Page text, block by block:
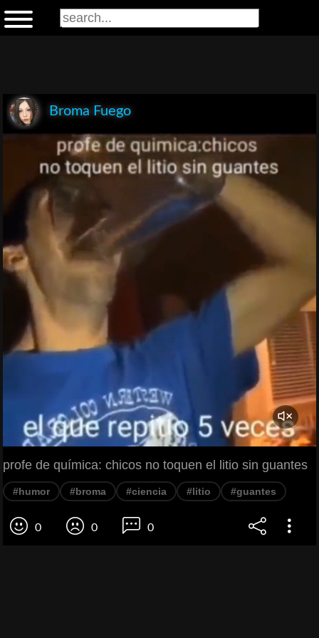
Broma Fuego
profe de química: chicos no toquen el litio sin guantes
#humor #broma #ciencia #litio #guantes
0 0 0